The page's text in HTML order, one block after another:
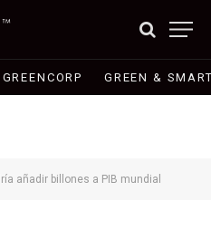
GREENCORP GREEN &
añadir billones a PIB mundial